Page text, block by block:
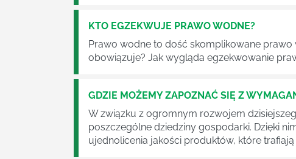
KTO EGZEKWUJE PRAWO WODNE?
Prawo wodne to dość skomplikowane
obowiązuje? Jak wygląda egzekwowanie
GDZIE MOŻEMY ZAPOZNAĆ SIĘ Z
W związku z ogromnym rozwojem
poszczególne dziedziny gospodarki. Dzięki
ujednolicenia jakości produktów, które trafiają